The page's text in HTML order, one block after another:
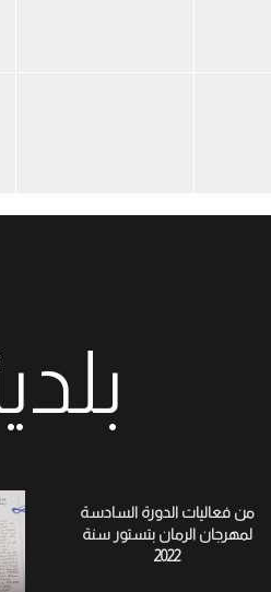
من فعاليات الدورة السادسة
لمهرجان الرمان بتستور سنة
2022